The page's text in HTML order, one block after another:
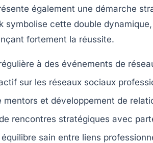
également une démarche
symbolise cette double
fortement la réussite.
à des événements de
sur les réseaux sociaux
mentors et développement de
rencontres stratégiques avec
équilibre sain entre liens